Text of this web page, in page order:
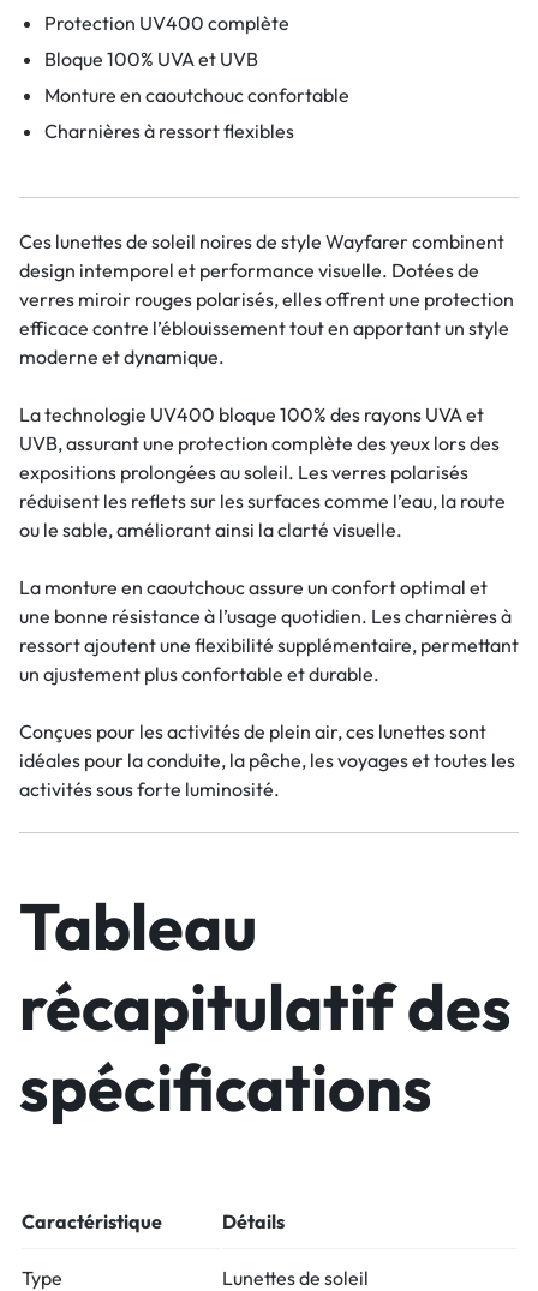
Protection UV400 complète
Bloque 100% UVA et UVB
Monture en caoutchouc confortable
Charnières à ressort flexibles
Ces lunettes de soleil noires de style Wayfarer combinent
design intemporel et performance visuelle. Dotées de
verres miroir rouges polarisés, elles offrent une protection
efficace contre l’éblouissement tout en apportant un style
moderne et dynamique.
La technologie UV400 bloque 100% des rayons UVA et
UVB, assurant une protection complète des yeux lors des
expositions prolongées au soleil. Les verres polarisés
réduisent les reflets sur les surfaces comme l’eau, la route
ou le sable, améliorant ainsi la clarté visuelle.
La monture en caoutchouc assure un confort optimal et
une bonne résistance à l’usage quotidien. Les charnières à
ressort ajoutent une flexibilité supplémentaire, permettant
un ajustement plus confortable et durable.
Conçues pour les activités de plein air, ces lunettes sont
idéales pour la conduite, la pêche, les voyages et toutes les
activités sous forte luminosité.
Tableau
récapitulatif des
spécifications
Caractéristique Détails
Type Lunettes de soleil